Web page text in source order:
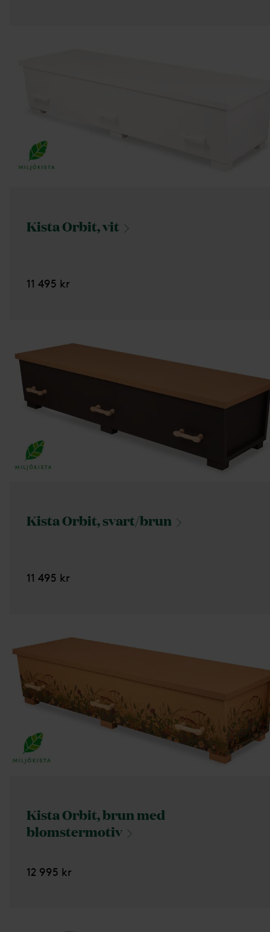
Kista Orbit,vit
11 495 kr
Kista Orbit,svart/brun
11 495 kr
Kista Orbit, brun med
blomstermotiv
12 995 kr